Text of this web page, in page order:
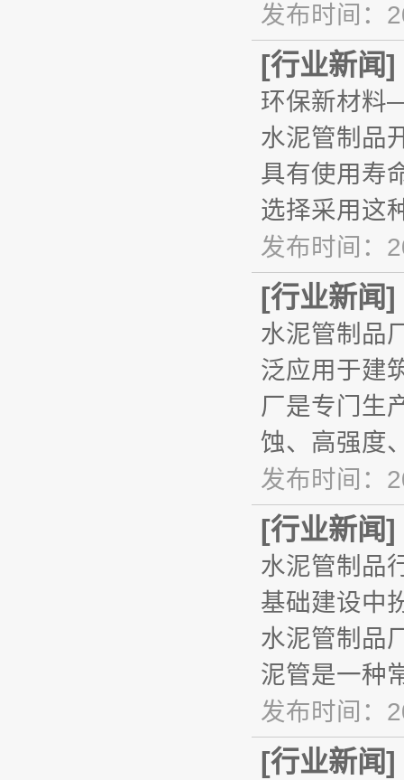
发布时间：
[行业新闻]
环保新材料
水泥管制品
具有使用寿
选择采用这
发布时间：
[行业新闻]
水泥管制品
泛应用于建
厂是专门生
蚀、高强度
发布时间：
[行业新闻]
水泥管制品
基础建设中
水泥管制品
泥管是一种
发布时间：
[行业新闻]